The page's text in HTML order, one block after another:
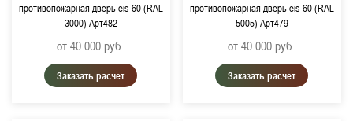
противопожарная дверь eis-60 (RAL
3000) Арт482
от 40 000 руб.
Заказать расчет
противопожарная дверь eis-60 (RAL
5005) Арт479
от 40 000 руб.
Заказать расчет